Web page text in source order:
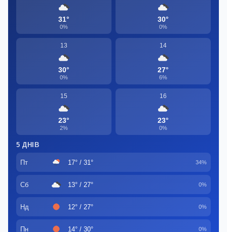
31°
0%
30°
0%
13
30°
0%
14
27°
6%
15
23°
2%
16
23°
0%
5 ДНІВ
Пт 17° / 31° 34%
Сб 13° / 27° 0%
Нд 12° / 27° 0%
Пн 14° / 30° 0%